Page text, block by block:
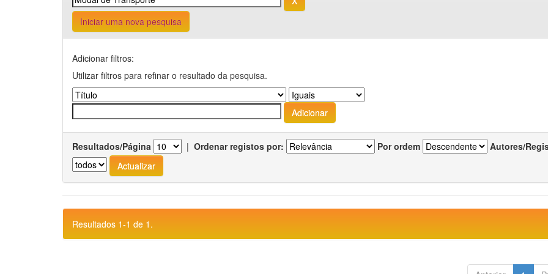
Iniciar uma nova pesquisa
Adicionar filtros:
Utilizar filtros para refinar o resultado da pesquisa.
Resultados/Página | Ordenar registos por: Por ordem Autores/
Resultados 1-1 de 1.